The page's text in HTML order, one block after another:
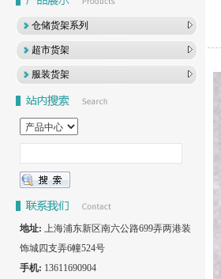
仓储货架系列
超市货架
服装货架
地址: 上海浦东新区南六公路699弄两港装
饰城四支弄6幢524号
手机: 13611690904